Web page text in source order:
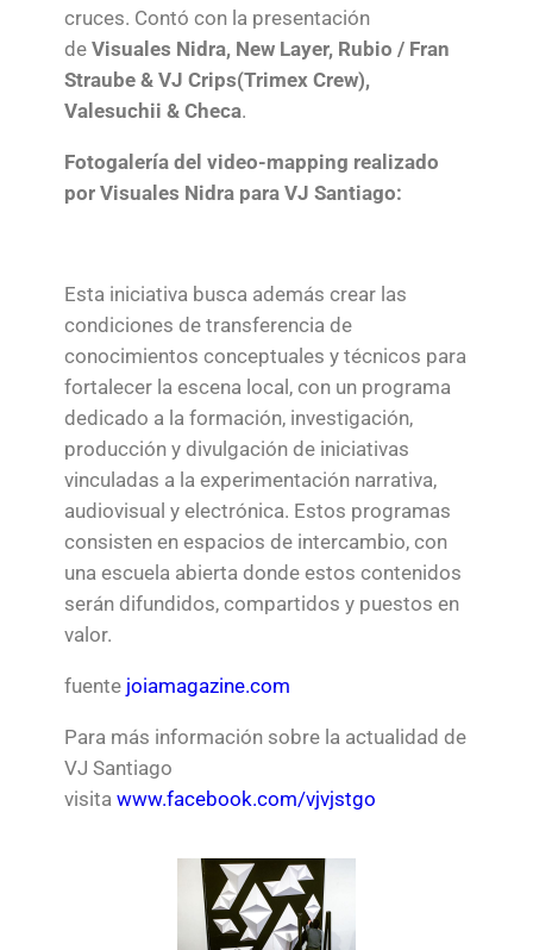
cruces. Contó con la presentación
de Visuales Nidra, New Layer, Rubio / Fran
Straube & VJ Crips(Trimex Crew),
Valesuchii & Checa.
Fotogalería del video-mapping realizado
por Visuales Nidra para VJ Santiago:
Esta iniciativa busca además crear las
condiciones de transferencia de
conocimientos conceptuales y técnicos para
fortalecer la escena local, con un programa
dedicado a la formación, investigación,
producción y divulgación de iniciativas
vinculadas a la experimentación narrativa,
audiovisual y electrónica. Estos programas
consisten en espacios de intercambio, con
una escuela abierta donde estos contenidos
serán difundidos, compartidos y puestos en
valor.
fuente joiamagazine.com
Para más información sobre la actualidad de
VJ Santiago
visita www.facebook.com/vjvjstgo